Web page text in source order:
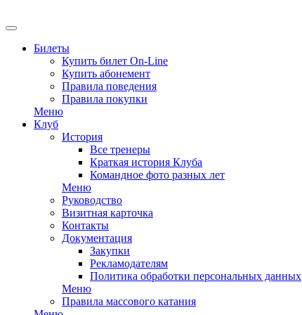
Билеты
Купить билет On-Line
Купить абонемент
Правила поведения
Правила покупки
Меню
Клуб
История
Все тренеры
Краткая история Клуба
Командное фото разных лет
Меню
Руководство
Визитная карточка
Контакты
Документация
Закупки
Рекламодателям
Политика обработки персональных данных
Меню
Правила массового катания